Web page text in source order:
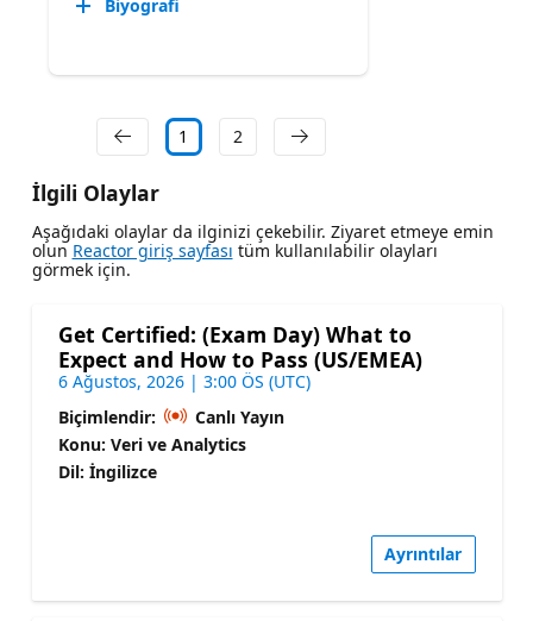
Biyografi
1 2
İlgili Olaylar
Aşağıdaki olaylar da ilginizi çekebilir. Ziyaret etmeye emin
olun Reactor giriş sayfası tüm kullanılabilir olayları
görmek için.
Get Certified: (Exam Day) What to
Expect and How to Pass (US/EMEA)
6 Ağustos, 2026 | 3:00 ÖS (UTC)
Biçimlendir:
Canlı Yayın
Konu: Veri ve Analytics
Dil: İngilizce
Ayrıntılar